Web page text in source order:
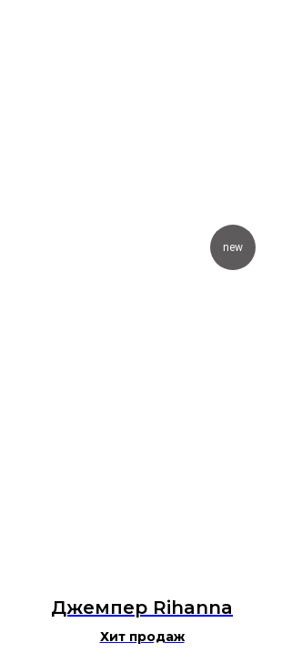
new
Джемпер Rihanna
Хит продаж